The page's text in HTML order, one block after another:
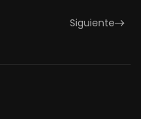
Siguiente